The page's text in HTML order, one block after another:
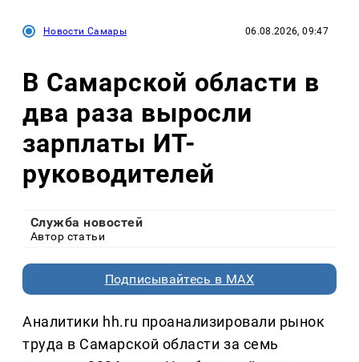
Новости Самары 06.08.2026, 09:47
В Самарской области в
два раза выросли
зарплаты ИТ-
руководителей
Служба новостей
Автор статьи
Подписывайтесь в MAX
Аналитики hh.ru проанализировали рынок
труда в Самарской области за семь